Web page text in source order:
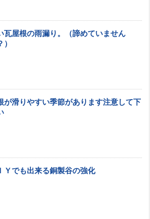
瓦屋根の雨漏り。（諦めていません
が滑りやすい季節があります注意して下
Ｙでも出来る銅製谷の強化